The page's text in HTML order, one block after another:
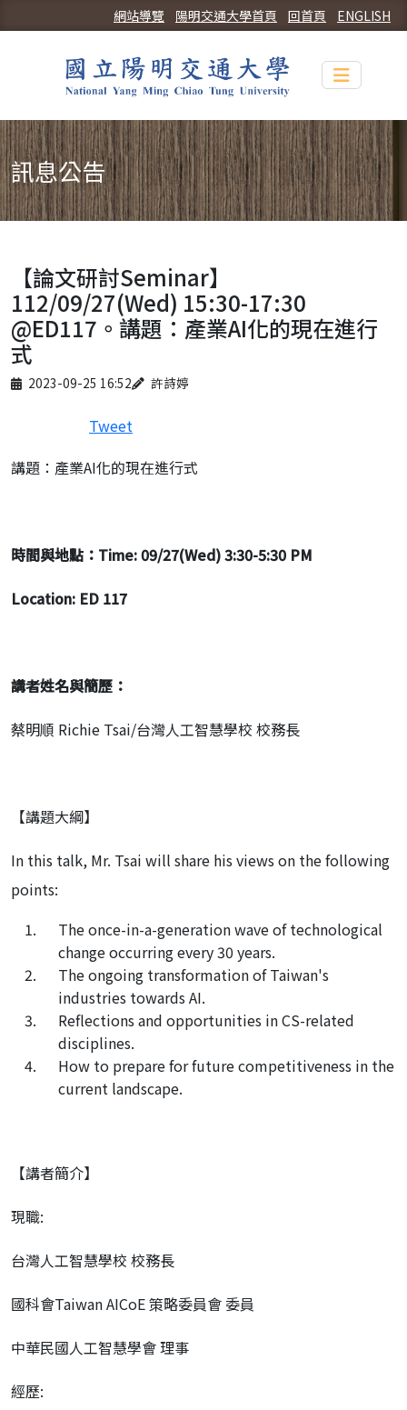
ENGLISH
回首頁
陽明交通大學首頁
網站導覽
Toggle
訊息公告
【論文研討Seminar】
112/09/27(Wed) 15:30-17:30
@ED117。講題：產業AI化的現在進行
式
Published on
2023-09-25 16:52
Author 許詩婷
Tweet
講題：產業AI化的現在進行式
時間與地點： Time: 09/27(Wed) 3:30-5:30 PM
Location: ED 117
講者姓名與簡歷：
蔡明順 Richie Tsai/台灣人工智慧學校 校務長
【講題大綱】
In this talk, Mr. Tsai will share his views on the following
points:
The once-in-a-generation wave of technological
change occurring every 30 years.
The ongoing transformation of Taiwan's
industries towards AI.
Reflections and opportunities in CS-related
disciplines.
How to prepare for future competitiveness in the
current landscape.
【講者簡介】
現職:
台灣人工智慧學校 校務長
國科會Taiwan AICoE 策略委員會 委員
中華民國人工智慧學會 理事
經歷: